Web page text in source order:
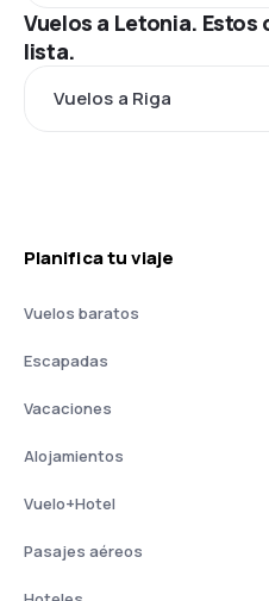
Vuelos a Letonia.
lista.
Vuelos a Riga
Planifica tu viaje
Vuelos baratos
Escapadas
Vacaciones
Alojamientos
Vuelo+Hotel
Pasajes aéreos